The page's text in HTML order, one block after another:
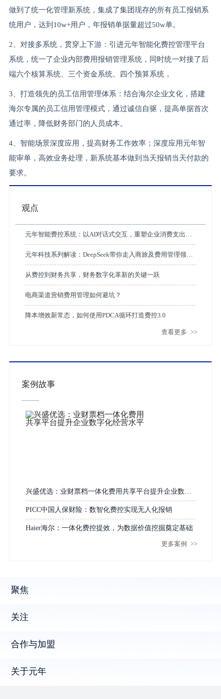
做到了统一化管理新系统，集成了集团现存的所有员工报销系
统用户，达到10w+用户，年报销单据量超过50w单。
2、对接多系统，贯穿上下游：引进元年智能化费控管理平台
系统，统一了企业内部费用报销管理系统，同时统一对接了后
端六个核算系统、三个资金系统、四个预算系统，
3、打造领先的员工信用管理体系：结合海尔企业文化，搭建
海尔专属的员工信用管理模式，通过诚信自驱，提高单据首次
通过率，降低财务部门的人员成本。
4、智能场景深度应用，提高财务工作效率；深度应用元年智
能审单，高效业务处理，新系统基本做到当天报销当天付款的
要求。
观点
元年智能费控系统：以AI对话式交互，重塑企业消费支出管
理新体验
元年科技系列解读：DeepSeek带你走入商旅及费用管理领域
的5个应用场景革命
从费控到财务共享，财务数字化革新的关键一跃
电商渠道营销费用管理如何避坑？
降本增效新常态，如何使用PDCA循环打造费控3.0
查看更多 >>
案例故事
兴盛优选：业财票档一体化费用共享平台提升企业数字
化经营水平
PICC中国人保财险：数智化费控实现无人化报销
Haier海尔：一体化费控提效，为数据价值挖掘奠定基础
更多案例 >>
聚焦
关注
合作与加盟
关于元年